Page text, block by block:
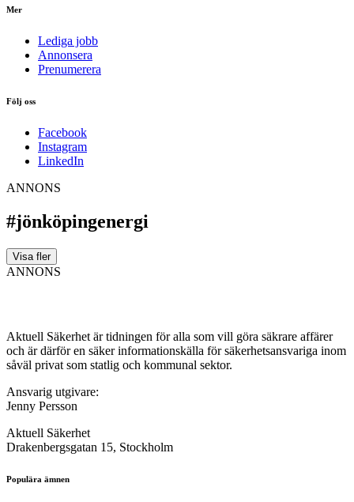
Mer
Lediga jobb
Annonsera
Prenumerera
Följ oss
Facebook
Instagram
LinkedIn
ANNONS
#jönköpingenergi
Visa fler
ANNONS
Aktuell Säkerhet är tidningen för alla som vill göra säkrare affärer
och är därför en säker informationskälla för säkerhets­ansvariga inom
såväl privat som statlig och kommunal sektor.
Ansvarig utgivare:
Jenny Persson
Aktuell Säkerhet
Drakenbergsgatan 15, Stockholm
Populära ämnen